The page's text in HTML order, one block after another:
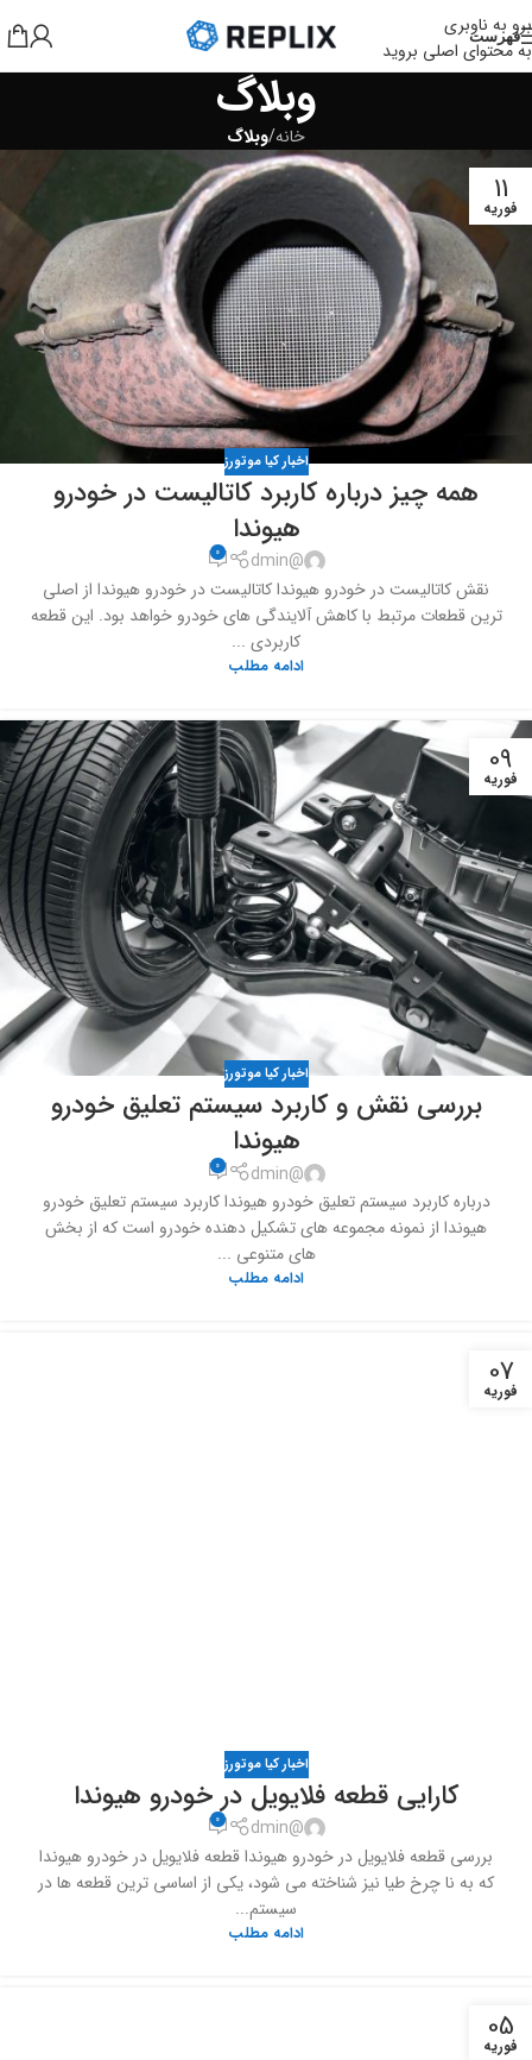
برو به ناوبری
به محتوای اصلی بروید
فهرست
وبلاگ
خانه/وبلاگ
11
فوریه
اخبار کیا موتورز
همه چیز درباره کاربرد کاتالیست در خودرو
هیوندا
@dmin
0
نقش کاتالیست در خودرو هیوندا کاتالیست در خودرو هیوندا از اصلی
ترین قطعات مرتبط با کاهش آلایندگی های خودرو خواهد بود. این قطعه
کاربردی ...
ادامه مطلب
09
فوریه
اخبار کیا موتورز
بررسی نقش و کاربرد سیستم تعلیق خودرو
هیوندا
@dmin
0
درباره کاربرد سیستم تعلیق خودرو هیوندا کاربرد سیستم تعلیق خودرو
هیوندا از نمونه مجموعه های تشکیل دهنده خودرو است که از بخش
های متنوعی ...
ادامه مطلب
07
فوریه
اخبار کیا موتورز
کارایی قطعه فلایویل در خودرو هیوندا
@dmin
0
بررسی قطعه فلایویل در خودرو هیوندا قطعه فلایویل در خودرو هیوندا
که به نا چرخ طیا نیز شناخته می شود، یکی از اساسی ترین قطعه ها در
سیستم...
ادامه مطلب
05
فوریه